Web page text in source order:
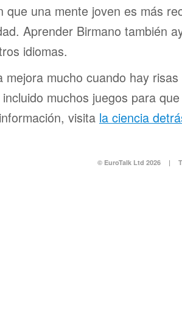
que una mente joven es más
Aprender Birmano también
idiomas.
mejora mucho cuando hay
muchos juegos para
visita la ciencia
© EuroTalk Ltd 2026 |